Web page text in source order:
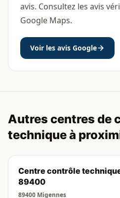
avis. Consultez les avis
Google Maps.
Voir les avis Google
Autres centres de
technique à
Centre contrôle
89400
89400 Migennes